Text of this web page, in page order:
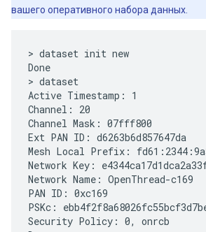
вашего оперативного набора данных.
> dataset init new
Done
> dataset
Active Timestamp: 1
Channel: 20
Channel Mask: 07fff800
Ext PAN ID: d6263b6d857647da
Mesh Local Prefix:
Network Key:
Network Name: OpenThread-c169
PAN ID: 0xc169
PSKc:
Security Policy: 0, onrcb